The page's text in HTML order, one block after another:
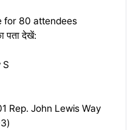
for 80 attendees
पता देखें:
S
Rep. John Lewis Way